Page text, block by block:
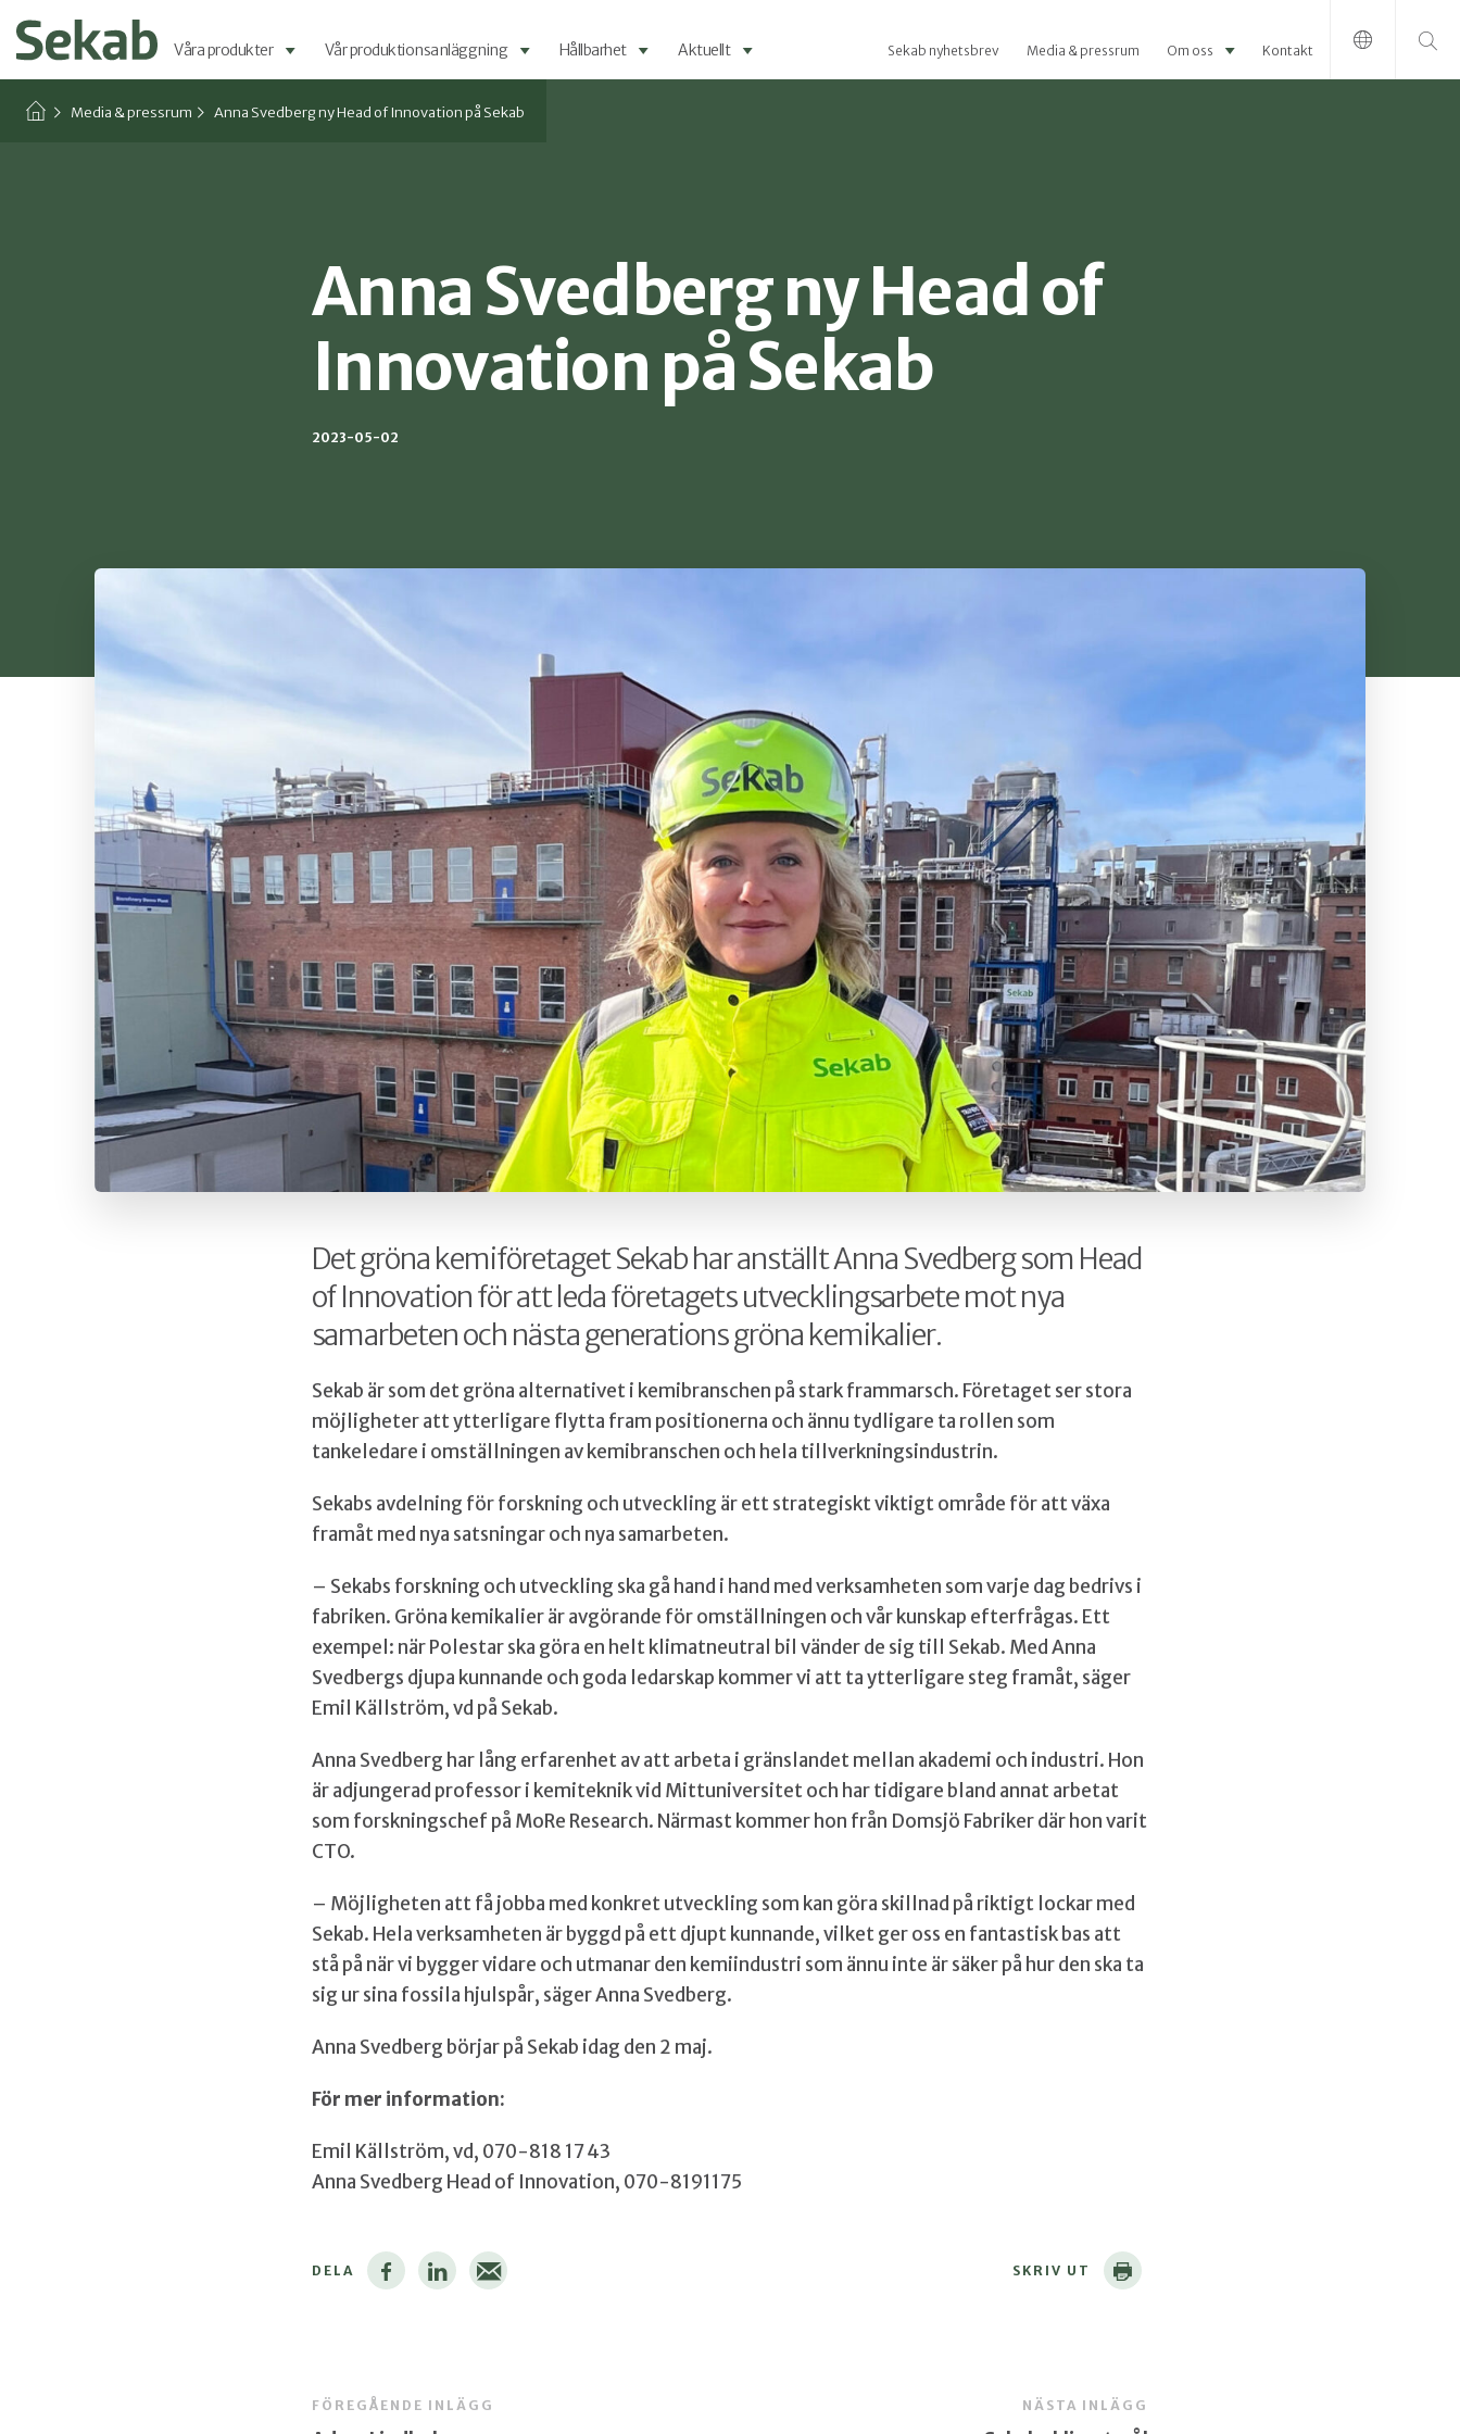
Våra produkter Vår produktionsanläggning Hållbarhet Aktuellt Sekab nyhetsbrev Media & pressrum Om oss Kontakt
Media & pressrum Anna Svedberg ny Head of Innovation på Sekab
Anna Svedberg ny Head of
Innovation på Sekab
2023-05-02
Det gröna kemiföretaget Sekab har anställt Anna Svedberg som Head
of Innovation för att leda företagets utvecklingsarbete mot nya
samarbeten och nästa generations gröna kemikalier.
Sekab är som det gröna alternativet i kemibranschen på stark frammarsch. Företaget ser stora
möjligheter att ytterligare flytta fram positionerna och ännu tydligare ta rollen som
tankeledare i omställningen av kemibranschen och hela tillverkningsindustrin.
Sekabs avdelning för forskning och utveckling är ett strategiskt viktigt område för att växa
framåt med nya satsningar och nya samarbeten.
– Sekabs forskning och utveckling ska gå hand i hand med verksamheten som varje dag bedrivs i
fabriken. Gröna kemikalier är avgörande för omställningen och vår kunskap efterfrågas. Ett
exempel: när Polestar ska göra en helt klimatneutral bil vänder de sig till Sekab. Med Anna
Svedbergs djupa kunnande och goda ledarskap kommer vi att ta ytterligare steg framåt, säger
Emil Källström, vd på Sekab.
Anna Svedberg har lång erfarenhet av att arbeta i gränslandet mellan akademi och industri. Hon
är adjungerad professor i kemiteknik vid Mittuniversitet och har tidigare bland annat arbetat
som forskningschef på MoRe Research. Närmast kommer hon från Domsjö Fabriker där hon varit
CTO.
– Möjligheten att få jobba med konkret utveckling som kan göra skillnad på riktigt lockar med
Sekab. Hela verksamheten är byggd på ett djupt kunnande, vilket ger oss en fantastisk bas att
stå på när vi bygger vidare och utmanar den kemiindustri som ännu inte är säker på hur den ska ta
sig ur sina fossila hjulspår, säger Anna Svedberg.
Anna Svedberg börjar på Sekab idag den 2 maj.
För mer information:
Emil Källström, vd, 070-818 17 43
Anna Svedberg Head of Innovation, 070-8191175
DELA SKRIV UT
FÖREGÅENDE INLÄGG NÄSTA INLÄGG